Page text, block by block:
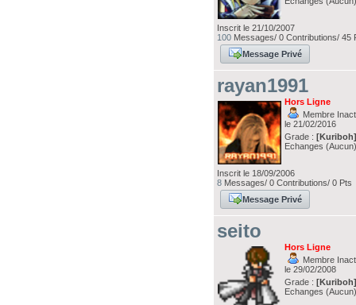
Inscrit le 21/10/2007
100 Messages/ 0 Contributions/ 45
Message Privé
rayan1991
Hors Ligne
Membre
le 21/02/2016
Grade :
Echanges
Inscrit le 18/09/2006
8 Messages/ 0 Contributions/ 0 Pts
Message Privé
seito
Hors Ligne
Membre
le 29/02/2008
Grade :
Echanges